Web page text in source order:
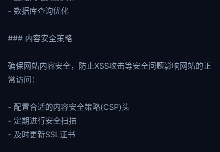
- 数据库查询优化
### 内容安全策略
确保网站内容安全，防止XSS攻击等安全问题影响网站的正
常访问：
- 配置合适的内容安全策略(CSP)头
- 定期进行安全扫描
- 及时更新SSL证书